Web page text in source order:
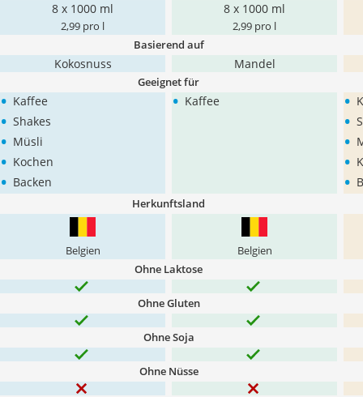
8 x 1000 ml
2,99 pro l
8 x 1000 ml
2,99 pro l
Basierend auf
Kokosnuss Mandel
Geeignet für
• Kaffee
• Shakes
• Müsli
• Kochen
• Backen
• Kaffee •
•
•
•
•
Herkunftsland
Belgien Belgien
Ohne Laktose
Ohne Gluten
Ohne Soja
Ohne Nüsse